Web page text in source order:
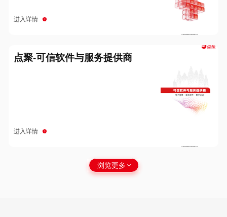
进入详情
点聚-可信软件与服务提供商
进入详情
浏览更多